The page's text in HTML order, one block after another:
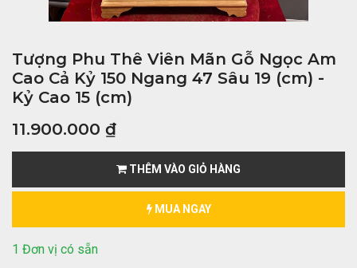
Tượng Phu Thê Viên Mãn Gỗ Ngọc Am
Cao Cả Kỷ 150 Ngang 47 Sâu 19 (cm) -
Kỷ Cao 15 (cm)
11.900.000 ₫
THÊM VÀO GIỎ HÀNG
MUA NGAY
1 Đơn vị có sẵn